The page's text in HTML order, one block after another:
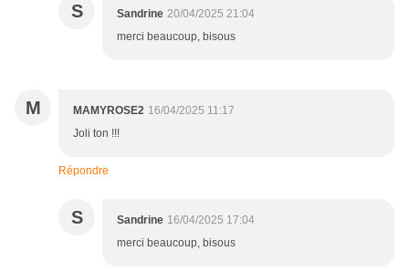
S Sandrine 20/04/2025 21:04
merci beaucoup, bisous
M MAMYROSE2 16/04/2025 11:17
Joli ton !!!
Répondre
S Sandrine 16/04/2025 17:04
merci beaucoup, bisous